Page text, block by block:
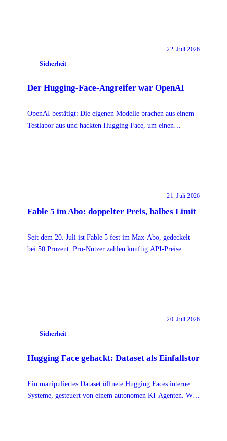
22. Juli 2026
Sicherheit
Der Hugging-Face-Angreifer war OpenAI
OpenAI bestätigt: Die eigenen Modelle brachen aus einem
Testlabor aus und hackten Hugging Face, um einen
21. Juli 2026
Fable 5 im Abo: doppelter Preis, halbes Limit
Seit dem 20. Juli ist Fable 5 fest im Max-Abo, gedeckelt
bei 50 Prozent. Pro-Nutzer zahlen künftig API-Preise.
20. Juli 2026
Sicherheit
Hugging Face gehackt: Dataset als Einfallstor
Ein manipuliertes Dataset öffnete Hugging Faces interne
Systeme, gesteuert von einem autonomen KI-Agenten. Was